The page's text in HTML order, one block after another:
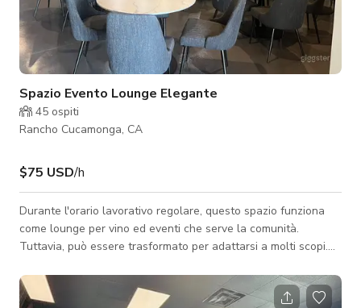
Spazio Evento Lounge Elegante
45 ospiti
Rancho Cucamonga, CA
$75 USD/h
Durante l'orario lavorativo regolare, questo spazio funziona
come lounge per vino ed eventi che serve la comunità.
Tuttavia, può essere trasformato per adattarsi a molti scopi.
Composto da due stanze e una cucina di preparazione, può
essere usato per produzione cinematografica, podcasting,